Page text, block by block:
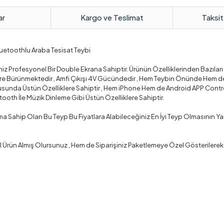
Kargo ve Teslimat
Araba Tesisat Teybi
Bir Double Ekrana Sahiptir. Ürünün Özelliklerinden Bazıları
Bürünmektedir , Amfi Çıkışı 4V Gücündedir , Hem Teybin Önünde Hem
Üstün Özelliklere Sahiptir , Hem iPhone Hem de Android APP
İle Müzik Dinleme Gibi Üstün Özelliklere Sahiptir.
Sahip Olan Bu Teyp Bu Fiyatlara Alabileceğiniz En İyi Teyp Olmasının
Almış Olursunuz , Hem de Siparişiniz Paketlemeye Özel